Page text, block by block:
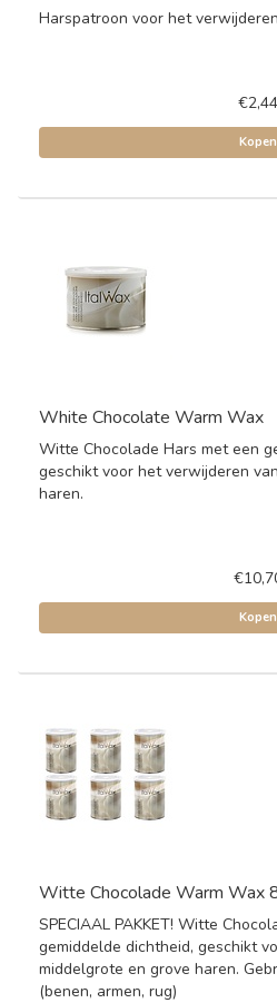
Harspatroon voor het
€2,44
Kopen
White Chocolate Warm Wax
Witte Chocolade Hars met een
geschikt voor het verwijderen
haren.
Kopen
Witte Chocolade Warm Wax
SPECIAAL PAKKET! Witte
gemiddelde dichtheid, geschikt
middelgrote en grove haren.
(benen, armen, rug)